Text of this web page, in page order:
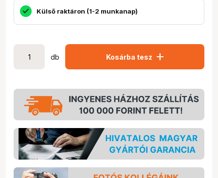
Külső raktáron (1-2 munkanap)
db Kosárba tesz add